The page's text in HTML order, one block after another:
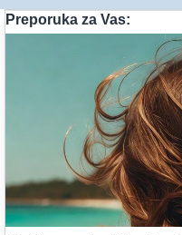
Preporuka za Vas: